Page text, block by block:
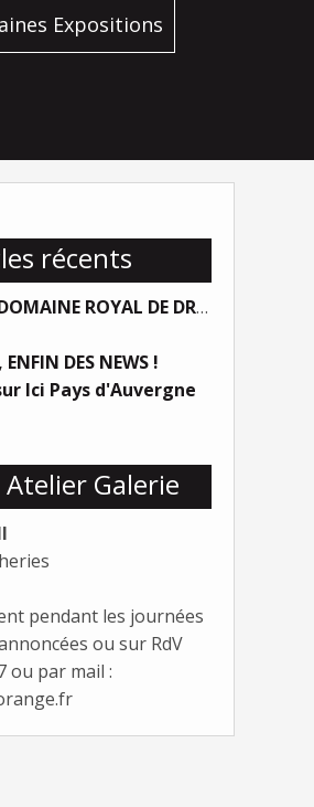
Expositions
récents
PHILIDOR 300 - DOMAINE ROYAL DE DREUX
ENFIN DES NEWS !
Ici Pays d'Auvergne
Galerie
pendant les journées
ou sur RdV
ou par mail :